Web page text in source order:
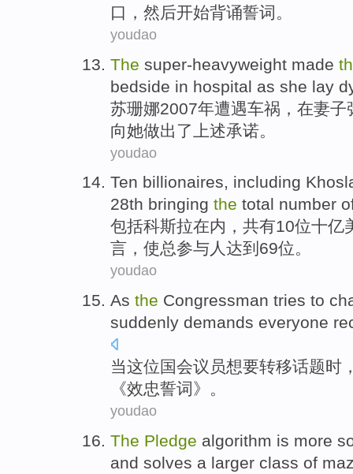
口， 然后开始背诵誓词。
youdao
The super-heavyweight made
bedside in hospital as she lay
苏珊娜2007年遭遇车祸 ， 在妻子
向她做出了 上述承诺。
youdao
Ten billionaires, including
28th bringing the total number
包括科斯拉在内，共有10位十亿
言 ， 使总参与人 达到69位。
youdao
As the Congressman tries to
suddenly demands everyone
当这位 国会议员想要转移话题时
《效忠誓词》。
youdao
The Pledge algorithm is more
and solves a larger class of